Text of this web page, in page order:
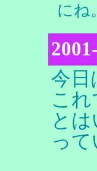
にね
今日
こ
と
っ